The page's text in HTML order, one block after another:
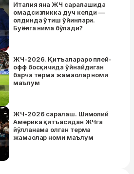
Италия яна ЖЧ саралашида
омадсизликка дуч келди —
олдинда ўтиш ўйинлари.
Буёғига нима бўлади?
ЖЧ-2026. Қитъалараро плей-
офф босқичида ўйнайдиган
барча терма жамаолар номи
маълум
ЖЧ-2026 саралаш. Шимолий
Америка қитъасидан ЖЧга
йўлланама олган терма
жамаолар номи маълум